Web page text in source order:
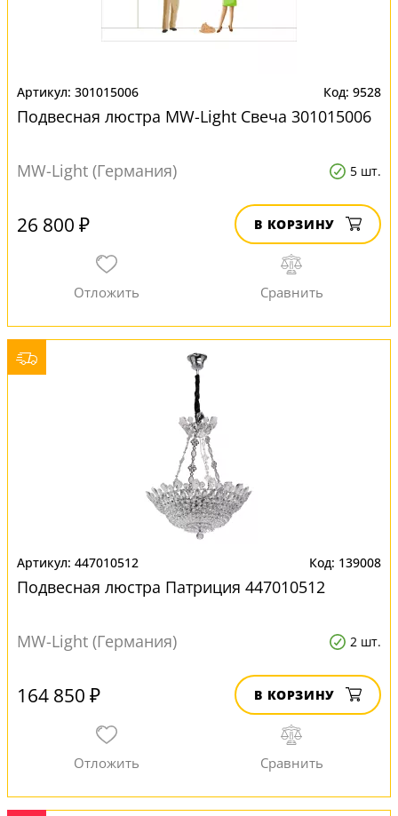
301015006 9528
Подвесная люстра MW-Light Свеча 301015006
MW-Light (Германия) 5 шт.
26 800 ₽ В КОРЗИНУ
447010512 139008
Подвесная люстра Патриция 447010512
MW-Light (Германия) 2 шт.
164 850 ₽ В КОРЗИНУ